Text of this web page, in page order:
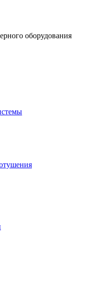
оборудования